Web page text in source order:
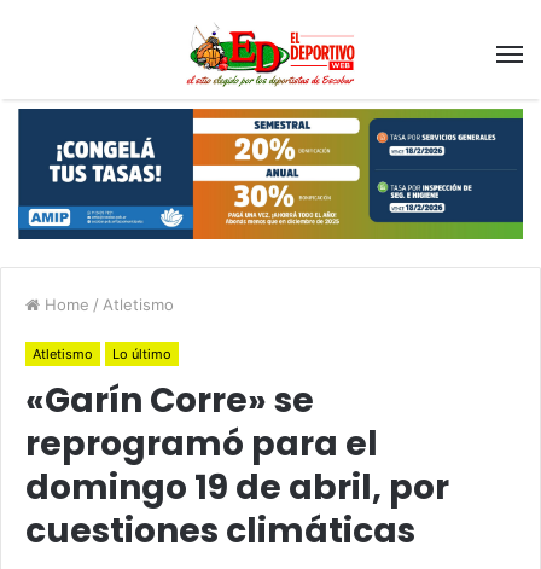
Home / Atletismo
Atletismo Lo último
«Garín Corre» se
reprogramó para el
domingo 19 de abril, por
cuestiones climáticas